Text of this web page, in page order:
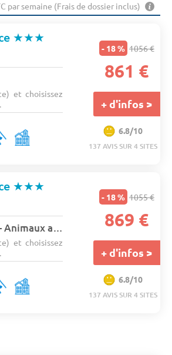
par semaine (Frais de dossier inclus)
★★★
et choisissez
- 18 % 1056 €
861 €
+ d'infos >
6.8/10
137 AVIS SUR 4 SITES
★★★
Maison - Terrasse - TV - 4 pers. - 36m2 - Animaux admis
et choisissez
- 18 % 1055 €
869 €
+ d'infos >
6.8/10
137 AVIS SUR 4 SITES